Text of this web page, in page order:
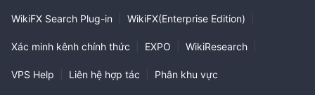
WikiFX Search Plug-in WikiFX(Enterprise Edition)
Xác minh kênh chính thức EXPO WikiResearch
VPS Help Liên hệ hợp tác Phân khu vực